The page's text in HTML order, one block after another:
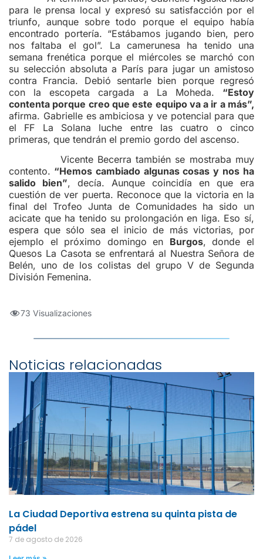
para le prensa local y expresó su satisfacción por el
triunfo, aunque sobre todo porque el equipo había
encontrado portería. “Estábamos jugando bien, pero
nos faltaba el gol”. La camerunesa ha tenido una
semana frenética porque el miércoles se marchó con
su selección absoluta a París para jugar un amistoso
contra Francia. Debió sentarle bien porque regresó
con la escopeta cargada a La Moheda. “Estoy
contenta porque creo que este equipo va a ir a más”,
afirma. Gabrielle es ambiciosa y ve potencial para que
el FF La Solana luche entre las cuatro o cinco
primeras, que tendrán el premio gordo del ascenso.
Vicente Becerra también se mostraba muy
contento. “Hemos cambiado algunas cosas y nos ha
salido bien”, decía. Aunque coincidía en que era
cuestión de ver puerta. Reconoce que la victoria en la
final del Trofeo Junta de Comunidades ha sido un
acicate que ha tenido su prolongación en liga. Eso sí,
espera que sólo sea el inicio de más victorias, por
ejemplo el próximo domingo en Burgos, donde el
Quesos La Casota se enfrentará al Nuestra Señora de
Belén, uno de los colistas del grupo V de Segunda
División Femenina.
73 Visualizaciones
Noticias relacionadas
La Ciudad Deportiva estrena su quinta pista de
pádel
7 de agosto de 2026